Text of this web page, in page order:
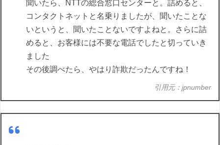
聞いたら、NTTの総合窓口センターと。詰めると、
コンタクトネットと名乗りましたが、聞いたことな
いというと、聞いたことないですよねと。さらに詰
めると、お客様には不要な電話でしたと切っていき
ました
その後調べたら、やはり詐欺だったんですね！
引用元：jpnumber